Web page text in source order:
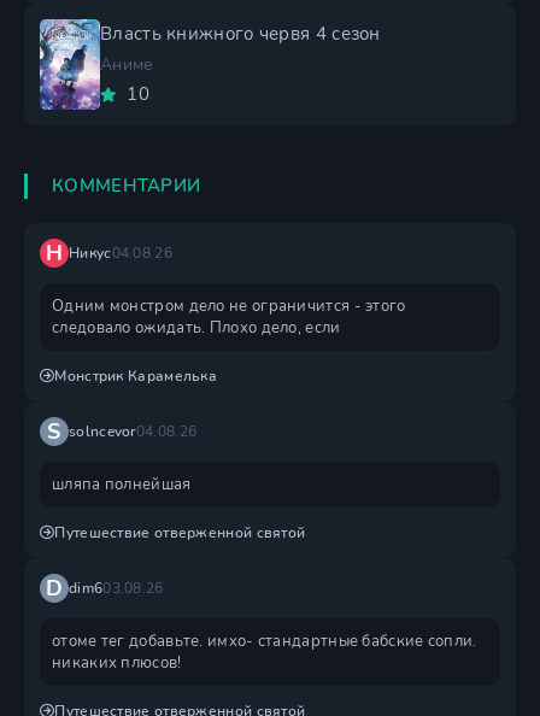
Власть книжного червя 4 сезон
Аниме
10
КОММЕНТАРИИ
Н Никус04.08.26
Одним монстром дело не ограничится - этого
следовало ожидать. Плохо дело, если
Монстрик Карамелька
S solncevor04.08.26
шляпа полнейшая
Путешествие отверженной святой
D dim603.08.26
отоме тег добавьте. имхо- стандартные бабские сопли.
никаких плюсов!
Путешествие отверженной святой